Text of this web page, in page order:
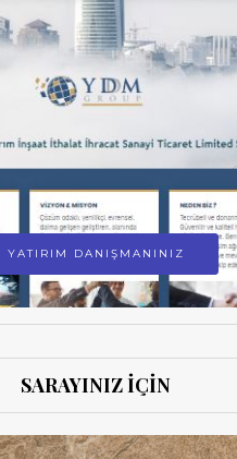
YATIRIM DANIŞMANINIZ
SARAYINIZ İÇİN